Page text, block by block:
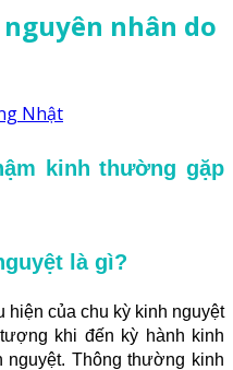
nhân do
Nhật
kinh thường gặp
là gì?
hiện của chu kỳ kinh nguyệt
khi đến kỳ hành kinh
Thông thường kinh